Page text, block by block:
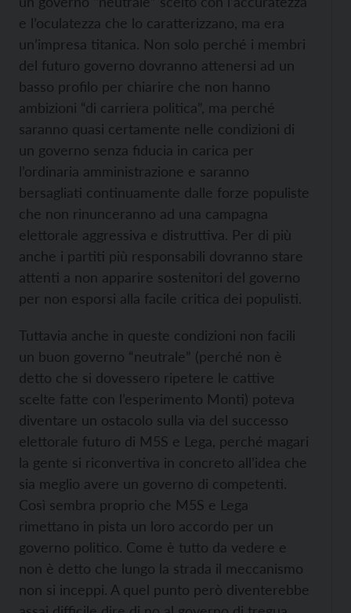
e l’oculatezza che lo caratterizzano, ma era
un’impresa titanica. Non solo perché i membri
del futuro governo dovranno attenersi ad un
basso profilo per chiarire che non hanno
ambizioni “di carriera politica”, ma perché
saranno quasi certamente nelle condizioni di
un governo senza fiducia in carica per
l’ordinaria amministrazione e saranno
bersagliati continuamente dalle forze populiste
che non rinunceranno ad una campagna
elettorale aggressiva e distruttiva. Per di più
anche i partiti più responsabili dovranno stare
attenti a non apparire sostenitori del governo
per non esporsi alla facile critica dei populisti.
Tuttavia anche in queste condizioni non facili
un buon governo “neutrale” (perché non è
detto che si dovessero ripetere le cattive
scelte fatte con l’esperimento Monti) poteva
diventare un ostacolo sulla via del successo
elettorale futuro di M5S e Lega, perché magari
la gente si riconvertiva in concreto all’idea che
sia meglio avere un governo di competenti.
Così sembra proprio che M5S e Lega
rimettano in pista un loro accordo per un
governo politico. Come è tutto da vedere e
non è detto che lungo la strada il meccanismo
non si inceppi. A quel punto però diventerebbe